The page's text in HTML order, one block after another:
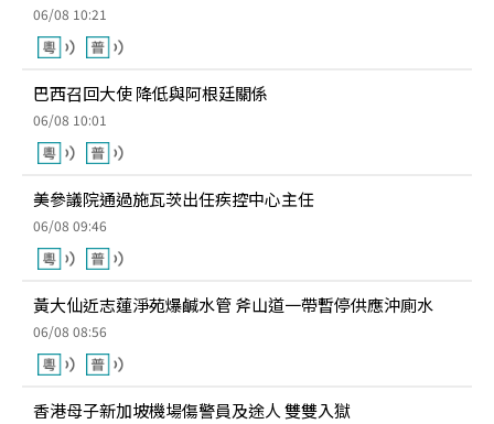
06/08 10:21
巴西召回大使 降低與阿根廷關係
06/08 10:01
美參議院通過施瓦茨出任疾控中心主任
06/08 09:46
黃大仙近志蓮淨苑爆鹹水管 斧山道一帶暫停供應沖廁水
06/08 08:56
香港母子新加坡機場傷警員及途人 雙雙入獄